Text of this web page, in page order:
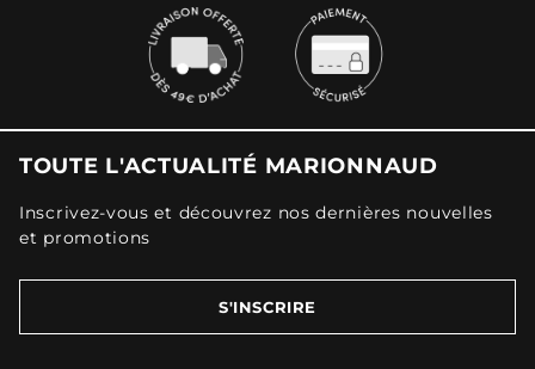
TOUTE L'ACTUALITÉ MARIONNAUD
Inscrivez-vous et découvrez nos dernières nouvelles
et promotions
S'INSCRIRE